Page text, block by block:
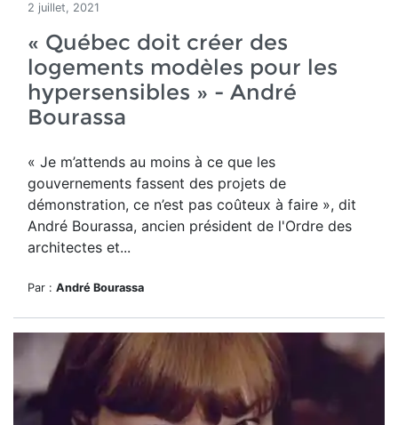
2 juillet, 2021
« Québec doit créer des
logements modèles pour les
hypersensibles » - André
Bourassa
« Je m’attends au moins à ce que les
gouvernements fassent des projets de
démonstration, ce n’est pas coûteux à faire », dit
André Bourassa, ancien président de l'Ordre des
architectes et...
Par : André Bourassa